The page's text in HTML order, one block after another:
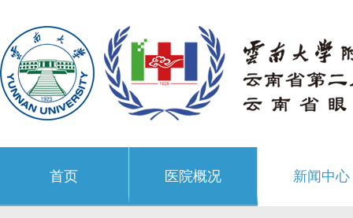
首页 医院概况 新闻中心